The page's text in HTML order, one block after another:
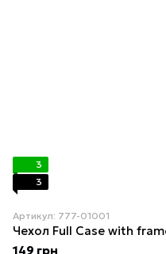
3
3
Артикул: 777-01001
149 грн